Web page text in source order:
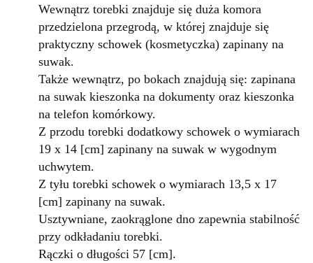
Wewnątrz torebki znajduje się duża komora
przedzielona przegrodą, w której znajduje się
praktyczny schowek (kosmetyczka) zapinany na
suwak.
Także wewnątrz, po bokach znajdują się: zapinana
na suwak kieszonka na dokumenty oraz kieszonka
na telefon komórkowy.
Z przodu torebki dodatkowy schowek o wymiarach
19 x 14 [cm] zapinany na suwak w wygodnym
uchwytem.
Z tyłu torebki schowek o wymiarach 13,5 x 17
[cm] zapinany na suwak.
Usztywniane, zaokrąglone dno zapewnia stabilność
przy odkładaniu torebki.
Rączki o długości 57 [cm].